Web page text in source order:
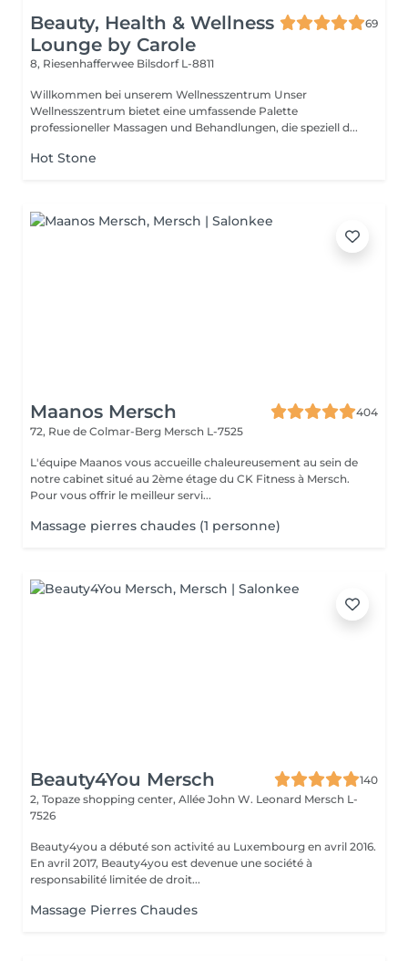
Beauty, Health & Wellness
Lounge by Carole
69
8, Riesenhafferwee Bilsdorf L-8811
Willkommen bei unserem Wellnesszentrum Unser
Wellnesszentrum bietet eine umfassende Palette
professioneller Massagen und Behandlungen, die speziell d...
Hot Stone
Maanos Mersch
404
72, Rue de Colmar-Berg Mersch L-7525
L'équipe Maanos vous accueille chaleureusement au sein de
notre cabinet situé au 2ème étage du CK Fitness à Mersch.
Pour vous offrir le meilleur servi...
Massage pierres chaudes (1 personne)
Beauty4You Mersch
140
2, Topaze shopping center, Allée John W. Leonard Mersch L-
7526
Beauty4you a débuté son activité au Luxembourg en avril 2016.
En avril 2017, Beauty4you est devenue une société à
responsabilité limitée de droit...
Massage Pierres Chaudes